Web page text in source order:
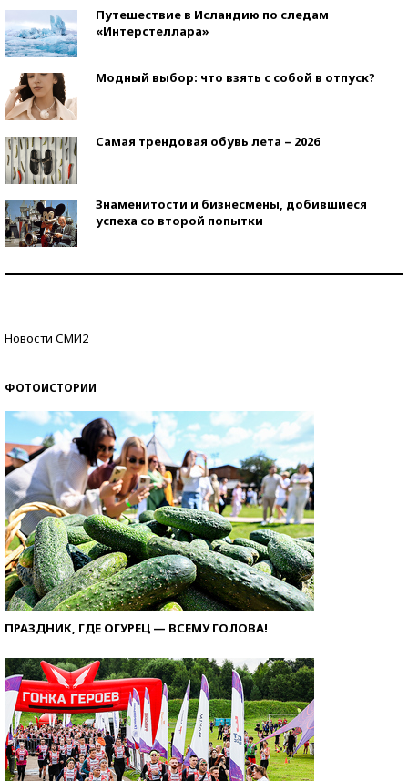
Путешествие в Исландию по следам
«Интерстеллара»
Модный выбор: что взять с собой в отпуск?
Самая трендовая обувь лета – 2026
Знаменитости и бизнесмены, добившиеся
успеха со второй попытки
Новости СМИ2
ФОТОИСТОРИИ
ПРАЗДНИК, ГДЕ ОГУРЕЦ — ВСЕМУ ГОЛОВА!